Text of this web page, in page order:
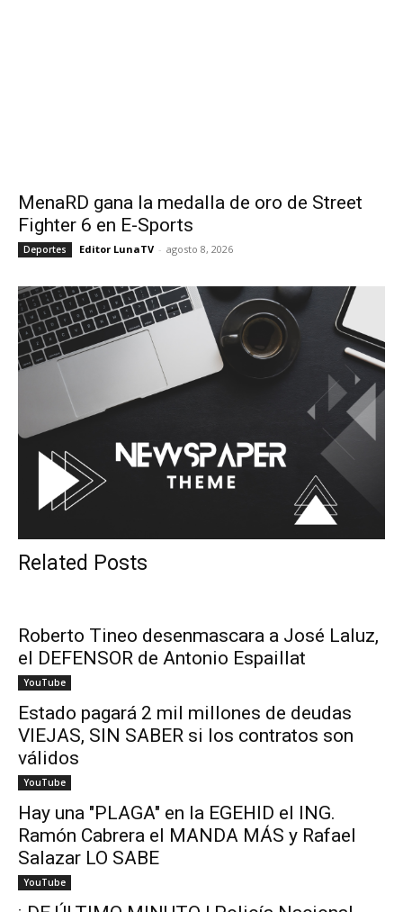
MenaRD gana la medalla de oro de Street
Fighter 6 en E-Sports
Deportes Editor LunaTV - agosto 8, 2026
Related Posts
Roberto Tineo desenmascara a José Laluz,
el DEFENSOR de Antonio Espaillat
YouTube
Estado pagará 2 mil millones de deudas
VIEJAS, SIN SABER si los contratos son
válidos
YouTube
Hay una "PLAGA" en la EGEHID el ING.
Ramón Cabrera el MANDA MÁS y Rafael
Salazar LO SABE
YouTube